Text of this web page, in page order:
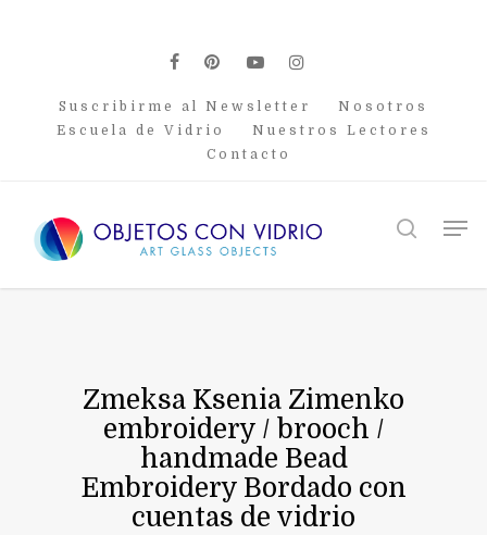
facebook
pinterest
youtubeinstagram
Suscribirme al Newsletter
Nosotros
Escuela de Vidrio
Nuestros Lectores
Contacto
search
Zmeksa Ksenia Zimenko
embroidery / brooch /
handmade Bead
Embroidery Bordado con
cuentas de vidrio